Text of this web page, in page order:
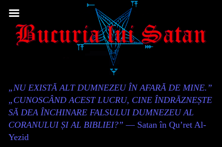
to
Content
Header
„NU EXISTĂ ALT DUMNEZEU ÎN AFARĂ DE MINE.”
„CUNOSCÂND ACEST LUCRU, CINE ÎNDRĂZNEȘTE
SĂ DEA ÎNCHINARE FALSULUI DUMNEZEU AL
CORANULUI ȘI AL BIBLIEI?” — Satan în Qu’ret Al-
Yezid